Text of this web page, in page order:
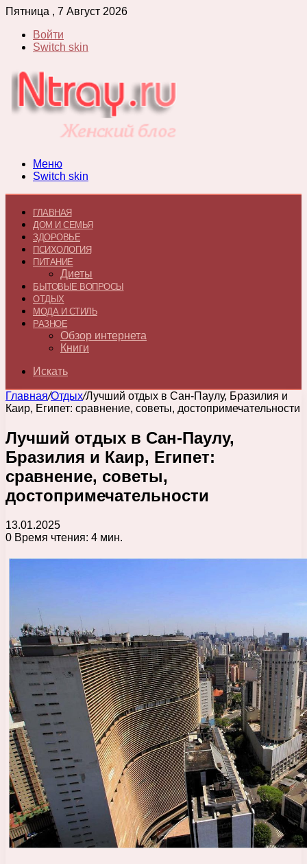
Пятница , 7 Август 2026
Войти
Switch skin
Меню
Switch skin
ГЛАВНАЯ
ДОМ И СЕМЬЯ
ЗДОРОВЬЕ
ПСИХОЛОГИЯ
ПИТАНИЕ
Диеты
БЫТОВЫЕ ВОПРОСЫ
ОТДЫХ
МОДА И СТИЛЬ
РАЗНОЕ
Обзор интернета
Книги
Искать
Главная/Отдых/Лучший отдых в Сан-Паулу, Бразилия и
Каир, Египет: сравнение, советы, достопримечательности
Лучший отдых в Сан-Паулу,
Бразилия и Каир, Египет:
сравнение, советы,
достопримечательности
13.01.2025
0 Время чтения: 4 мин.